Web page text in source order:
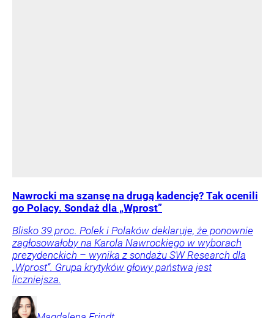
Nawrocki ma szansę na drugą kadencję? Tak ocenili
go Polacy. Sondaż dla „Wprost”
Blisko 39 proc. Polek i Polaków deklaruje, że ponownie
zagłosowałoby na Karola Nawrockiego w wyborach
prezydenckich – wynika z sondażu SW Research dla
„Wprost”. Grupa krytyków głowy państwa jest
liczniejsza.